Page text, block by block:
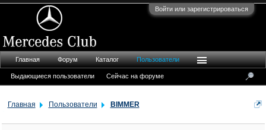
Войти или зарегистрироваться
Главная Пользователи BIMMER
Главная Форум Каталог Пользователи
Выдающиеся пользователи Сейчас на форуме